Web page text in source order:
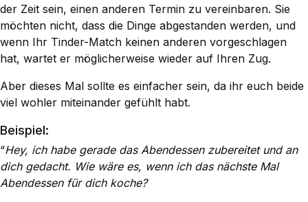
der Zeit sein, einen anderen Termin zu vereinbaren. Sie
möchten nicht, dass die Dinge abgestanden werden, und
wenn Ihr Tinder-Match keinen anderen vorgeschlagen
hat, wartet er möglicherweise wieder auf Ihren Zug.
Aber dieses Mal sollte es einfacher sein, da ihr euch beide
viel wohler miteinander gefühlt habt.
Beispiel:
“Hey, ich habe gerade das Abendessen zubereitet und an
dich gedacht. Wie wäre es, wenn ich das nächste Mal
Abendessen für dich koche?